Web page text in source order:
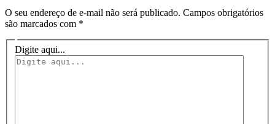
O seu endereço de e-mail não será publicado. Campos obrigatórios
são marcados com *
Digite aqui...